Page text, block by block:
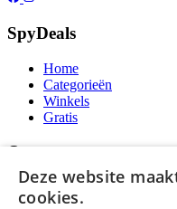
SpyDeals
Home
Categorieën
Winkels
Gratis
Over ons
Over ons
Contact
Deze website
cookies.